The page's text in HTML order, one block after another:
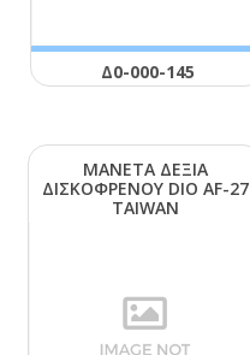
Δ0-000-145
ΜΑΝΕΤΑ ΔΕΞΙΑ
ΔΙΣΚΟΦΡΕΝΟΥ DΙΟ ΑF-27
ΤΑΙWΑΝ